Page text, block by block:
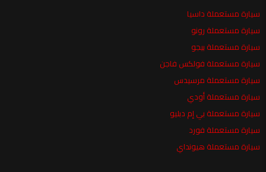
سيارة مستعملة داسيا
سيارة مستعملة رونو
سيارة مستعملة بيجو
سيارة مستعملة فولكس فاجن
سيارة مستعملة مرسيدس
سيارة مستعملة أودي
سيارة مستعملة بي إم دبليو
سيارة مستعملة فورد
سيارة مستعملة هيونداي